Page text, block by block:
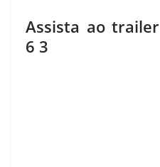
Assista ao
6 3